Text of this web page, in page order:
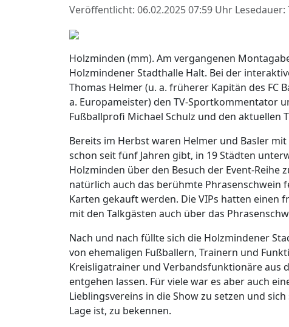
Veröffentlicht: 06.02.2025 07:59 Uhr
Holzminden (mm). Am vergangenen
Holzmindener Stadthalle Halt. Bei der
Thomas Helmer (u. a. früherer Kapitän des FC
a. Europameister) den TV-Sportkommentator
Fußballprofi Michael Schulz und den aktuellen
Bereits im Herbst waren Helmer und Basler
schon seit fünf Jahren gibt, in 19 Städten
Holzminden über den Besuch der Event-Reihe
natürlich auch das berühmte Phrasenschwein
Karten gekauft werden. Die VIPs hatten einen
mit den Talkgästen auch über das
Nach und nach füllte sich die Holzmindener
von ehemaligen Fußballern, Trainern und
Kreisligatrainer und Verbandsfunktionäre aus
entgehen lassen. Für viele war es aber auch
Lieblingsvereins in die Show zu setzen und
Lage ist, zu bekennen.